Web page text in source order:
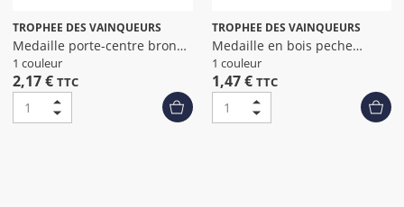
TROPHEE DES VAINQUEURS
Medaille porte-centre bronze
diamet
1 couleur
2,17 € TTC
TROPHEE DES VAINQUEURS
Medaille en bois peche
diametre 50
1 couleur
1,47 € TTC